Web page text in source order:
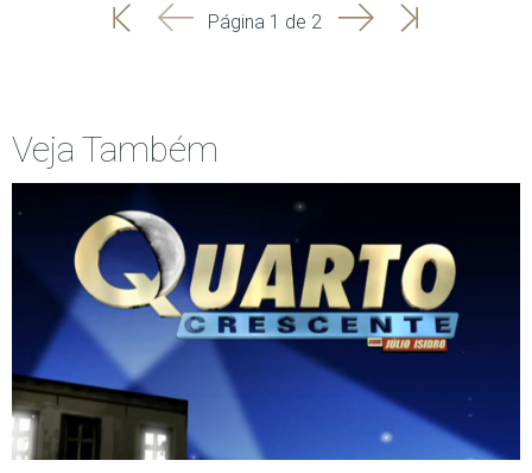
'
'
Página 1 de 2 SeguinteÚltima
Veja Também